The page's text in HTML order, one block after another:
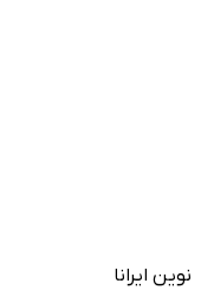
نوین ایرانا